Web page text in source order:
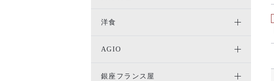
洋食
AGIO
銀座フランス屋